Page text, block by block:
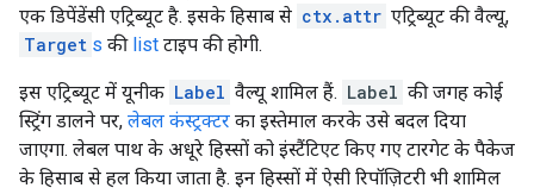
एक डिपेंडेंसी एट्रिब्यूट है. इसके हिसाब से ctx.attr एट्रिब्यूट की वैल्यू,
Target s की list टाइप की होगी.
इस एट्रिब्यूट में यूनीक Label वैल्यू शामिल हैं. Label की जगह कोई
स्ट्रिंग डालने पर, लेबल कंस्ट्रक्टर का इस्तेमाल करके उसे बदल दिया
जाएगा. लेबल पाथ के अधूरे हिस्सों को इंस्टैंटिएट किए गए टारगेट के पैकेज
के हिसाब से हल किया जाता है. इन हिस्सों में ऐसी रिपॉज़िटरी भी शामिल